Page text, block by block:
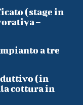
(stage in
–
a tre
(in
cottura in